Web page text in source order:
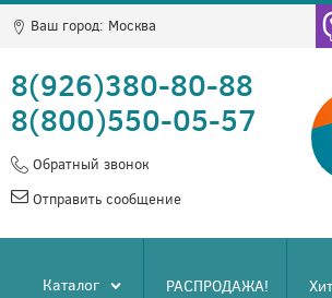
Ваш город: Москва
8(926)380-80-88
8(800)550-05-57
Обратный звонок
Отправить сообщение
Каталог РАСПРОДАЖА!